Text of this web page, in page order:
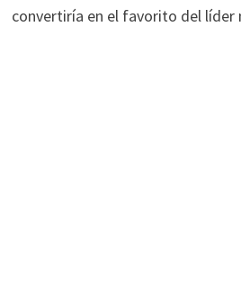
convertiría en el favorito del líder